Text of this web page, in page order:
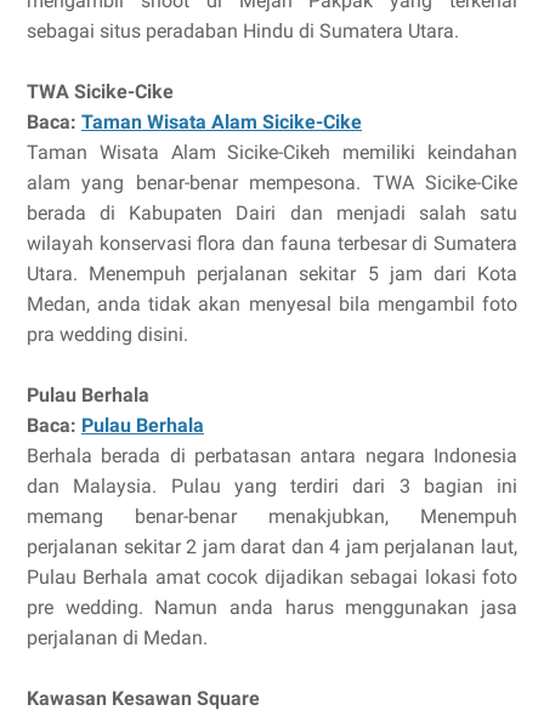
sebagai situs peradaban Hindu di Sumatera Utara.
TWA Sicike-Cike
Baca: Taman Wisata Alam Sicike-Cike
Taman Wisata Alam Sicike-Cikeh memiliki keindahan
alam yang benar-benar mempesona. TWA Sicike-Cike
berada di Kabupaten Dairi dan menjadi salah satu
wilayah konservasi flora dan fauna terbesar di Sumatera
Utara. Menempuh perjalanan sekitar 5 jam dari Kota
Medan, anda tidak akan menyesal bila mengambil foto
pra wedding disini.
Pulau Berhala
Baca: Pulau Berhala
Berhala berada di perbatasan antara negara Indonesia
dan Malaysia. Pulau yang terdiri dari 3 bagian ini
memang benar-benar menakjubkan, Menempuh
perjalanan sekitar 2 jam darat dan 4 jam perjalanan laut,
Pulau Berhala amat cocok dijadikan sebagai lokasi foto
pre wedding. Namun anda harus menggunakan jasa
perjalanan di Medan.
Kawasan Kesawan Square